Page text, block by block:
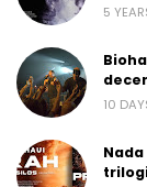
5
10